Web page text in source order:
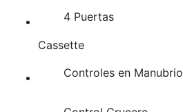
4 Puertas
Cassette
Controles en Manubrio